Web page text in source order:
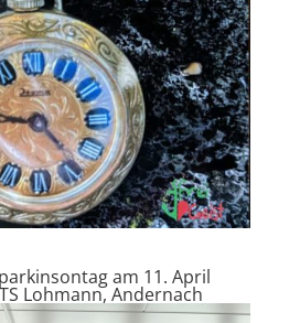
am 11. April
Lohmann, Andernach